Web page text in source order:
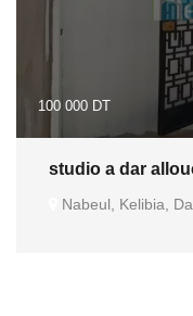
100 000 DT
studio a dar
Nabeul, Kelibia,